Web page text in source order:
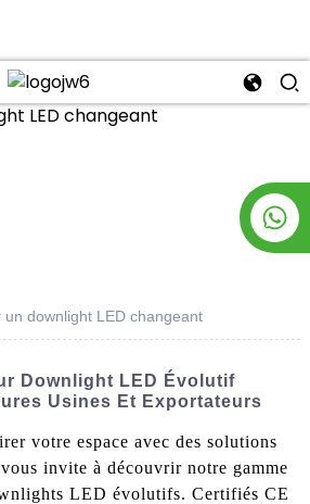
un downlight LED changeant
Downlight LED Évolutif
Usines Et Exportateurs
votre espace avec des solutions
invite à découvrir notre gamme
LED évolutifs. Certifiés CE